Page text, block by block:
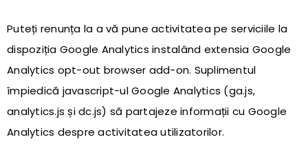
Puteți renunța la a vă pune activitatea pe serviciile la
dispoziția Google Analytics instalând extensia Google
Analytics opt-out browser add-on. Suplimentul
împiedică javascript-ul Google Analytics (ga.js,
analytics.js și dc.js) să partajeze informații cu Google
Analytics despre activitatea utilizatorilor.